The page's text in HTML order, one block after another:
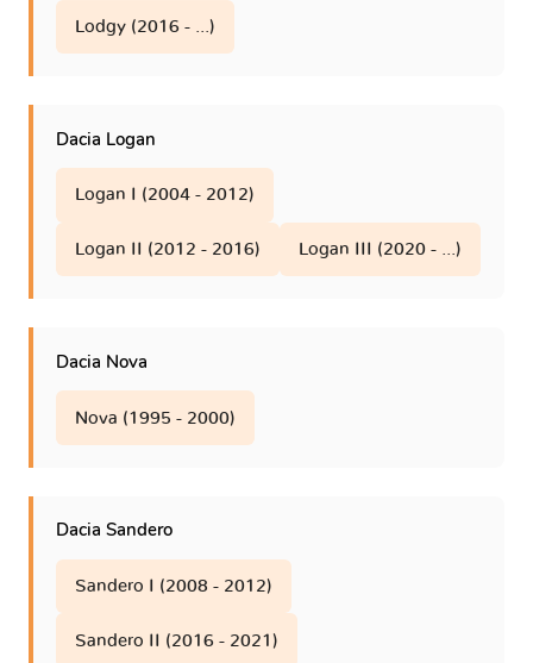
Lodgy (2016 - ...)
Dacia Logan
Logan I (2004 - 2012)
Logan II (2012 - 2016) Logan III (2020 - ...)
Dacia Nova
Nova (1995 - 2000)
Dacia Sandero
Sandero I (2008 - 2012)
Sandero II (2016 - 2021)